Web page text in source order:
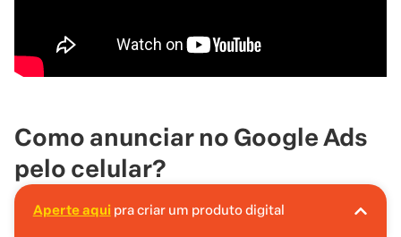
Como anunciar no Google Ads
pelo celular?
O Google sempre trabalha para oferecer melhorias e
A Hotmart é o lugar certo pra você criar seu
Aperte aqui pra criar um produto digital